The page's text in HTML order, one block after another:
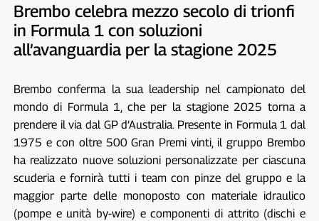
Brembo celebra mezzo secolo di trionfi
in Formula 1 con soluzioni
all’avanguardia per la stagione 2025
Brembo conferma la sua leadership nel campionato del
mondo di Formula 1, che per la stagione 2025 torna a
prendere il via dal GP d’Australia. Presente in Formula 1 dal
1975 e con oltre 500 Gran Premi vinti, il gruppo Brembo
ha realizzato nuove soluzioni personalizzate per ciascuna
scuderia e fornirà tutti i team con pinze del gruppo e la
maggior parte delle monoposto con materiale idraulico
(pompe e unità by-wire) e componenti di attrito (dischi e